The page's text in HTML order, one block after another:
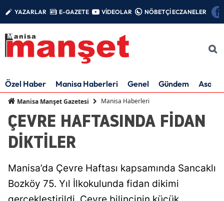
YAZARLAR E-GAZETE VİDEOLAR NÖBETÇİ ECZANELER
Özel Haber Manisa Haberleri Genel Gündem Asayiş
Manisa Manşet Gazetesi Manisa Haberleri
ÇEVRE HAFTASINDA FİDAN
DİKTİLER
Manisa’da Çevre Haftası kapsamında Sancaklı
Bozköy 75. Yıl İlkokulunda fidan dikimi